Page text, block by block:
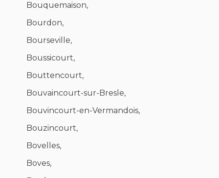
Bouquemaison,
Bourdon,
Bourseville,
Boussicourt,
Bouttencourt,
Bouvaincourt-sur-Bresle,
Bouvincourt-en-Vermandois,
Bouzincourt,
Bovelles,
Boves,